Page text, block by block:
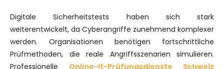
Digitale Sicherheitstests haben sich stark
weiterentwickelt, da Cyberangriffe zunehmend komplexer
werden. Organisationen benötigen fortschrittliche
Prüfmethoden, die reale Angriffsszenarien simulieren.
Professionelle Online-It-Prüfungsdienste Schweiz